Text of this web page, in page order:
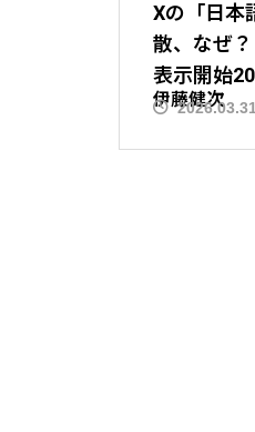
Xの「日本
散、なぜ
表示開始
2026.03.31
伊藤健次